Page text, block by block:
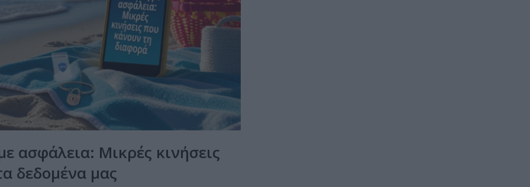
ασφάλεια: Μικρές κινήσεις
δεδομένα μας